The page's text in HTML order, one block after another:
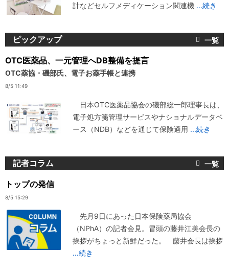
計などセルフメディケーション関連機 ...続き
ピックアップ
OTC医薬品、一元管理へDB整備を提言
OTC薬協・磯部氏、電子お薬手帳と連携
8/5 11:49
日本OTC医薬品協会の磯部総一郎理事長は、
電子処方箋管理サービスやナショナルデータベ
ース（NDB）などを通じて保険適用 ...続き
記者コラム
トップの発信
8/5 15:29
先月9日にあった日本保険薬局協会
（NPhA）の記者会見。冒頭の藤井江美会長の
挨拶がちょっと新鮮だった。 藤井会長は挨拶
...続き